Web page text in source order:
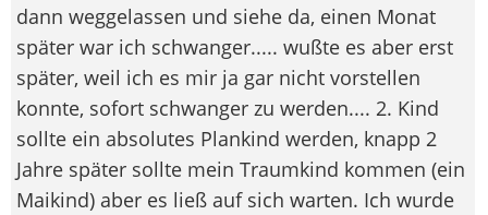
dann weggelassen und siehe da, einen Monat
später war ich schwanger..... wußte es aber erst
später, weil ich es mir ja gar nicht vorstellen
konnte, sofort schwanger zu werden.... 2. Kind
sollte ein absolutes Plankind werden, knapp 2
Jahre später sollte mein Traumkind kommen (ein
Maikind) aber es ließ auf sich warten. Ich wurde